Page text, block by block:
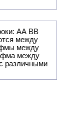
AA ВВ
между
между
между